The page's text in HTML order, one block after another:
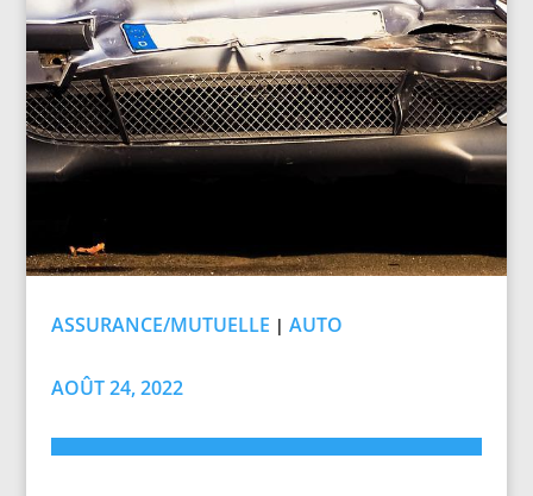
ASSURANCE/MUTUELLE | AUTO
AOÛT 24, 2022